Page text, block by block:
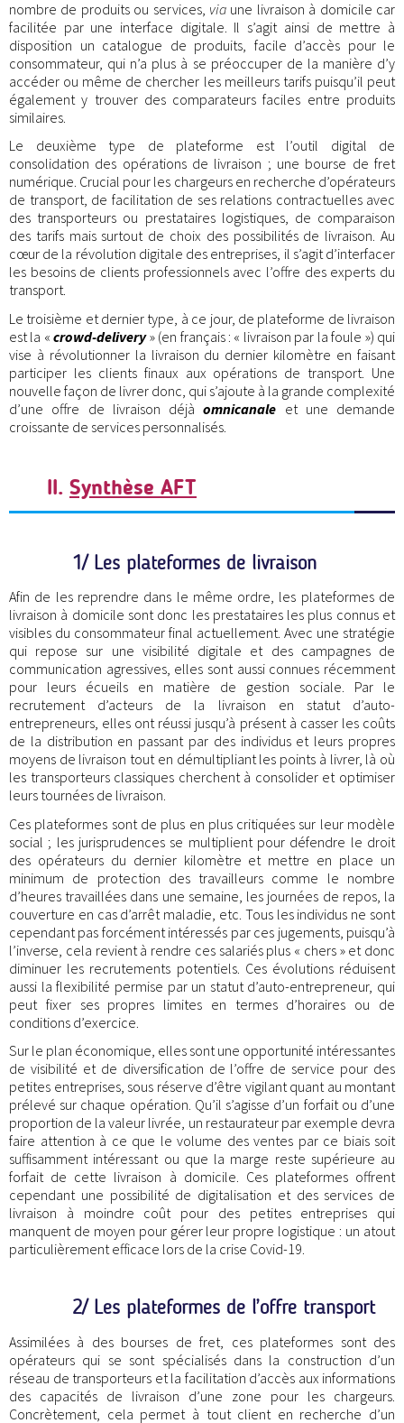
nombre de produits ou services, via une livraison à domicile car
facilitée par une interface digitale. Il s’agit ainsi de mettre à
disposition un catalogue de produits, facile d’accès pour le
consommateur, qui n’a plus à se préoccuper de la manière d’y
accéder ou même de chercher les meilleurs tarifs puisqu’il peut
également y trouver des comparateurs faciles entre produits
similaires.
Le deuxième type de plateforme est l’outil digital de
consolidation des opérations de livraison ; une bourse de fret
numérique. Crucial pour les chargeurs en recherche d’opérateurs
de transport, de facilitation de ses relations contractuelles avec
des transporteurs ou prestataires logistiques, de comparaison
des tarifs mais surtout de choix des possibilités de livraison. Au
cœur de la révolution digitale des entreprises, il s’agit d’interfacer
les besoins de clients professionnels avec l’offre des experts du
transport.
Le troisième et dernier type, à ce jour, de plateforme de livraison
est la «crowd-delivery» (en français : « livraison par la foule ») qui
vise à révolutionner la livraison du dernier kilomètre en faisant
participer les clients finaux aux opérations de transport. Une
nouvelle façon de livrer donc, qui s’ajoute à la grande complexité
d’une offre de livraison déjàomnicanale et une demande
croissante de services personnalisés.
II. Synthèse AFT
1/ Les plateformes de livraison
Afin de les reprendre dans le même ordre, les plateformes de
livraison à domicile sont donc les prestataires les plus connus et
visibles du consommateur final actuellement. Avec une stratégie
qui repose sur une visibilité digitale et des campagnes de
communication agressives, elles sont aussi connues récemment
pour leurs écueils en matière de gestion sociale. Par le
recrutement d’acteurs de la livraison en statut d’auto-
entrepreneurs, elles ont réussi jusqu’à présent à casser les coûts
de la distribution en passant par des individus et leurs propres
moyens de livraison tout en démultipliant les points à livrer, là où
les transporteurs classiques cherchent à consolider et optimiser
leurs tournées de livraison.
Ces plateformes sont de plus en plus critiquées sur leur modèle
social ; les jurisprudences se multiplient pour défendre le droit
des opérateurs du dernier kilomètre et mettre en place un
minimum de protection des travailleurs comme le nombre
d’heures travaillées dans une semaine, les journées de repos, la
couverture en cas d’arrêt maladie, etc. Tous les individus ne sont
cependant pas forcément intéressés par ces jugements, puisqu’à
l’inverse, cela revient à rendre ces salariés plus « chers » et donc
diminuer les recrutements potentiels. Ces évolutions réduisent
aussi la flexibilité permise par un statut d’auto-entrepreneur, qui
peut fixer ses propres limites en termes d’horaires ou de
conditions d’exercice.
Sur le plan économique, elles sont une opportunité intéressantes
de visibilité et de diversification de l’offre de service pour des
petites entreprises, sous réserve d’être vigilant quant au montant
prélevé sur chaque opération. Qu’il s’agisse d’un forfait ou d’une
proportion de la valeur livrée, un restaurateur par exemple devra
faire attention à ce que le volume des ventes par ce biais soit
suffisamment intéressant ou que la marge reste supérieure au
forfait de cette livraison à domicile. Ces plateformes offrent
cependant une possibilité de digitalisation et des services de
livraison à moindre coût pour des petites entreprises qui
manquent de moyen pour gérer leur propre logistique : un atout
particulièrement efficace lors de la crise Covid-19.
2/ Les plateformes de l’offre transport
Assimilées à des bourses de fret, ces plateformes sont des
opérateurs qui se sont spécialisés dans la construction d’un
réseau de transporteurs et la facilitation d’accès aux informations
des capacités de livraison d’une zone pour les chargeurs.
Concrètement, cela permet à tout client en recherche d’un